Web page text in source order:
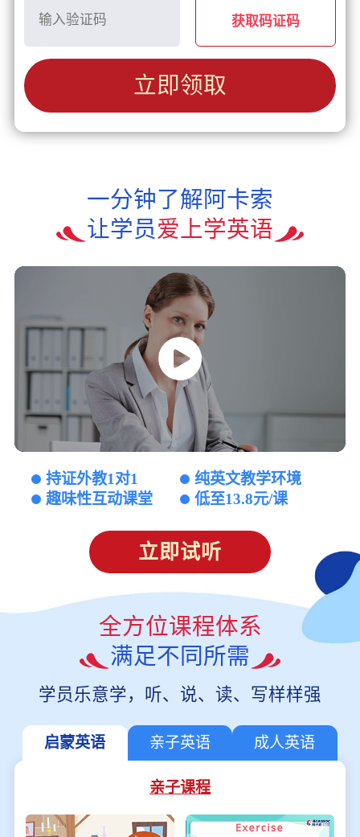
获取码证码
立即领取
一分钟了解阿卡索
让学员爱上学英语
持证外教1对1
纯英文教学环境
趣味性互动课堂
低至13.8元/课
立即试听
全方位课程体系
满足不同所需
学员乐意学，听、说、读、写样样强
启蒙英语 亲子英语 成人英语
亲子课程